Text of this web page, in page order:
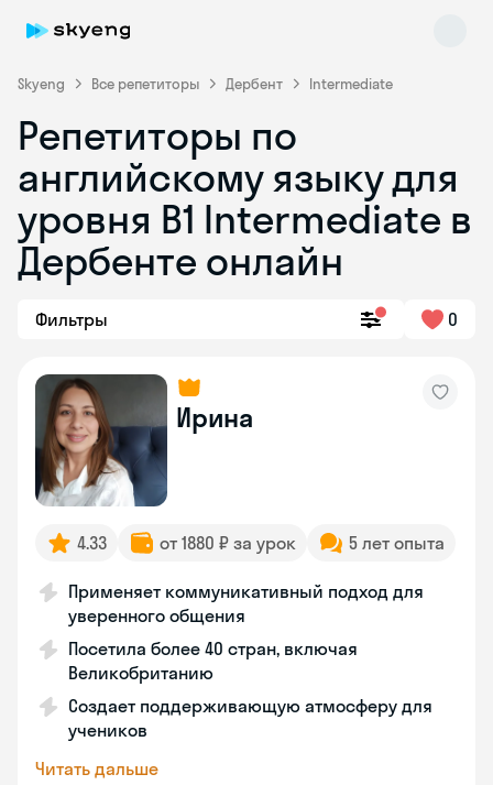
Skyeng Все репетиторы Дербент Intermediate
Репетиторы по
английскому языку для
уровня B1 Intermediate в
Дербенте онлайн
Фильтры 0
Ирина
4.33 от 1880 ₽ за урок 5 лет опыта
Применяет коммуникативный подход для
уверенного общения
Посетила более 40 стран, включая
Великобританию
Создает поддерживающую атмосферу для
учеников
Читать дальше
Skyeng Chat